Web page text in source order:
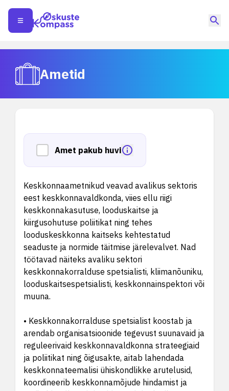
Ametid
Amet pakub huvi
Keskkonnaametnikud veavad avalikus sektoris
eest keskkonnavaldkonda, viies ellu riigi
keskkonnakasutuse, looduskaitse ja
kiirgusohutuse poliitikat ning tehes
looduskeskkonna kaitseks kehtestatud
seaduste ja normide täitmise järelevalvet. Nad
töötavad näiteks avaliku sektori
keskkonnakorralduse spetsialisti, kliimanõuniku,
looduskaitsespetsialisti, keskkonnainspektori või
muuna.
• Keskkonnakorralduse spetsialist koostab ja
arendab organisatsioonide tegevust suunavaid ja
reguleerivaid keskkonnavaldkonna strateegiaid
ja poliitikat ning õigusakte, aitab lahendada
keskkonnateemalisi ühiskondlikke arutelusid,
koordineerib keskkonnamõjude hindamist ja